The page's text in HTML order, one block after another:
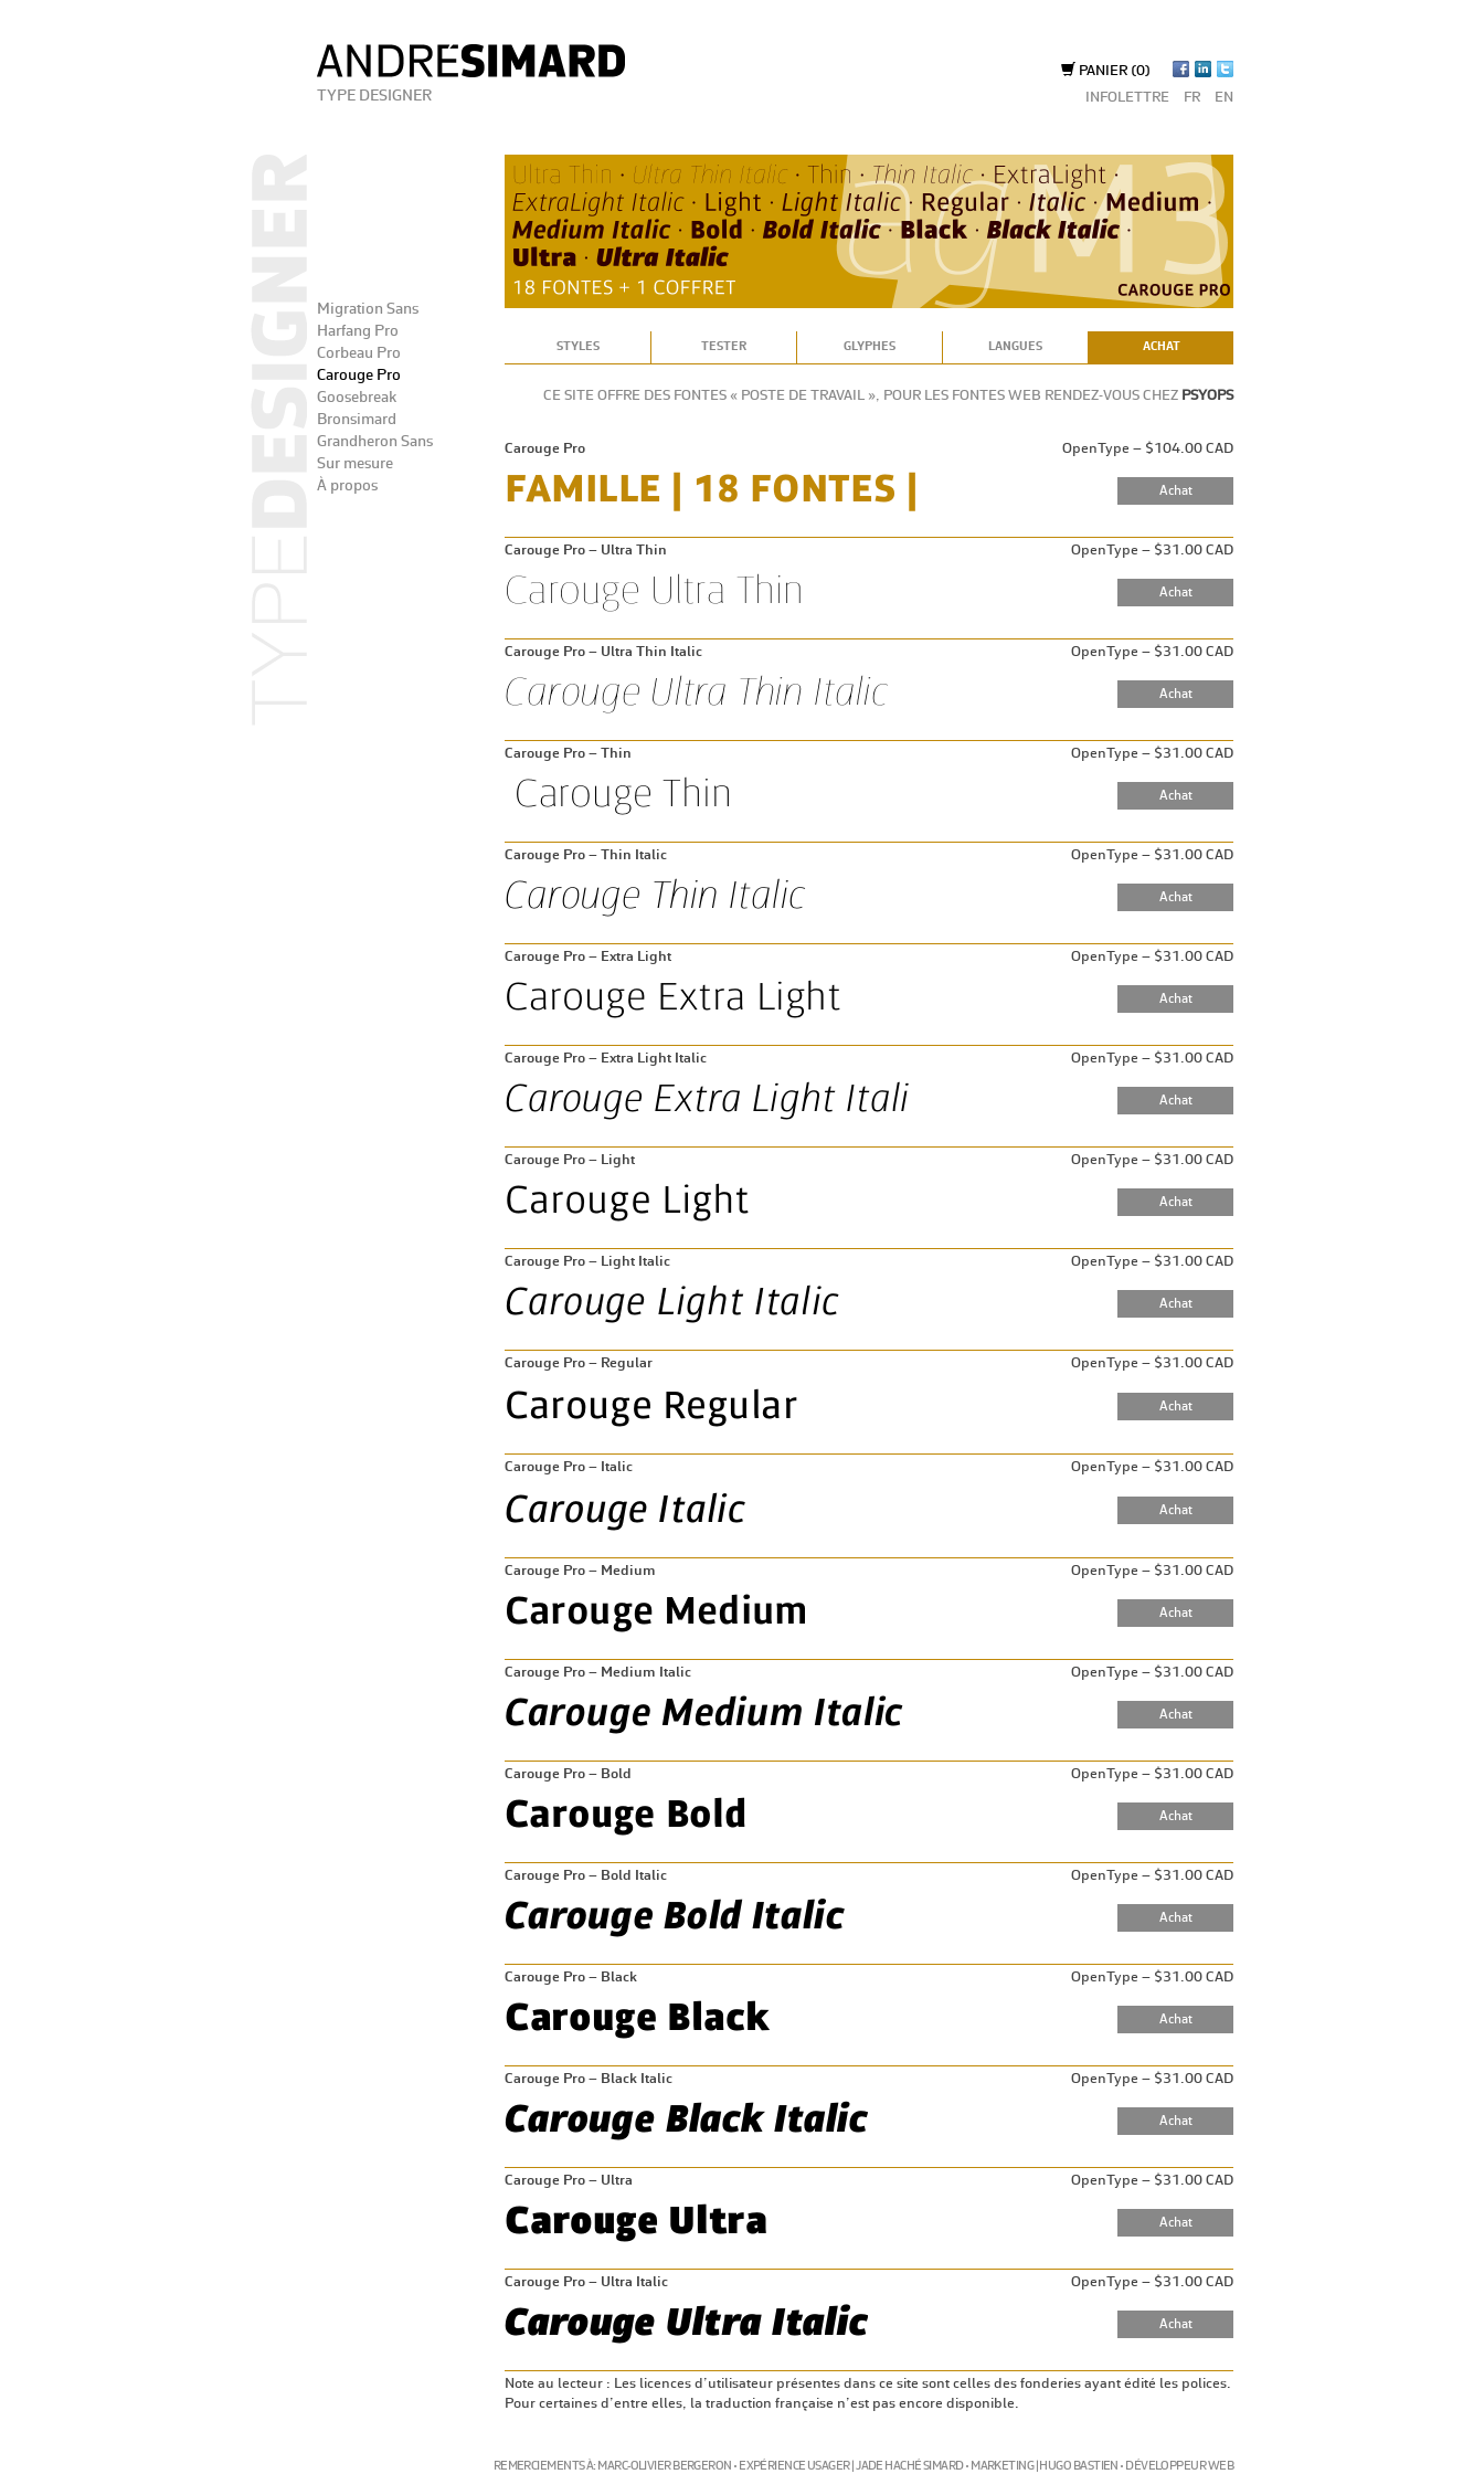
TYPE DESIGNER
PANIER (0)
INFOLETTRE
FR EN
Migration Sans
Harfang Pro
Corbeau Pro
Carouge Pro
Goosebreak
Bronsimard
Grandheron Sans
Sur mesure
À propos
STYLES TESTER GLYPHES LANGUES ACHAT
CE SITE OFFRE DES FONTES « POSTE DE TRAVAIL », POUR LES FONTES WEB RENDEZ-VOUS CHEZ PSYOPS
Carouge Pro OpenType – $104.00 CAD
Carouge Pro – Ultra Thin OpenType – $31.00 CAD
Carouge Pro – Ultra Thin Italic OpenType – $31.00 CAD
Carouge Pro – Thin OpenType – $31.00 CAD
Carouge Pro – Thin Italic OpenType – $31.00 CAD
Carouge Pro – Extra Light OpenType – $31.00 CAD
Carouge Pro – Extra Light Italic OpenType – $31.00 CAD
Carouge Pro – Light OpenType – $31.00 CAD
Carouge Pro – Light Italic OpenType – $31.00 CAD
Carouge Pro – Regular OpenType – $31.00 CAD
Carouge Pro – Italic OpenType – $31.00 CAD
Carouge Pro – Medium OpenType – $31.00 CAD
Carouge Pro – Medium Italic OpenType – $31.00 CAD
Carouge Pro – Bold OpenType – $31.00 CAD
Carouge Pro – Bold Italic OpenType – $31.00 CAD
Carouge Pro – Black OpenType – $31.00 CAD
Carouge Pro – Black Italic OpenType – $31.00 CAD
Carouge Pro – Ultra OpenType – $31.00 CAD
Carouge Pro – Ultra Italic OpenType – $31.00 CAD
Note au lecteur : Les licences d’utilisateur présentes dans ce site sont celles des fonderies ayant édité les polices.
Pour certaines d’entre elles, la traduction française n’est pas encore disponible.
REMERCIEMENTS À: MARC-OLIVIER BERGERON • EXPÉRIENCE USAGER | JADE HACHÉ SIMARD • MARKETING | HUGO BASTIEN • DÉVELOPPEUR WEB